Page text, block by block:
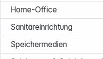
Home-Office
Sanitäreinrichtung
Speichermedien